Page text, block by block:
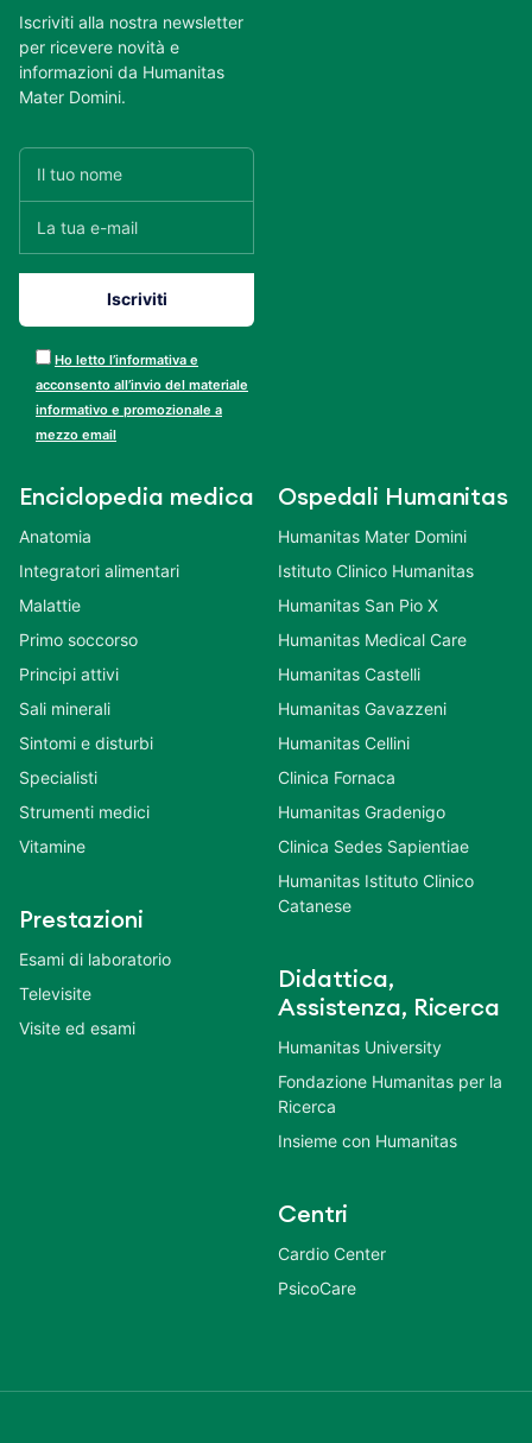
Iscriviti alla nostra newsletter
per ricevere novità e
informazioni da Humanitas
Mater Domini.
Ho letto l’informativa e
acconsento all’invio del materiale
informativo e promozionale a
mezzo email
Enciclopedia medica
Anatomia
Integratori alimentari
Malattie
Primo soccorso
Principi attivi
Sali minerali
Sintomi e disturbi
Specialisti
Strumenti medici
Vitamine
Prestazioni
Esami di laboratorio
Televisite
Visite ed esami
Ospedali Humanitas
Humanitas Mater Domini
Istituto Clinico Humanitas
Humanitas San Pio X
Humanitas Medical Care
Humanitas Castelli
Humanitas Gavazzeni
Humanitas Cellini
Clinica Fornaca
Humanitas Gradenigo
Clinica Sedes Sapientiae
Humanitas Istituto Clinico
Catanese
Didattica,
Assistenza, Ricerca
Humanitas University
Fondazione Humanitas per la
Ricerca
Insieme con Humanitas
Centri
Cardio Center
PsicoCare